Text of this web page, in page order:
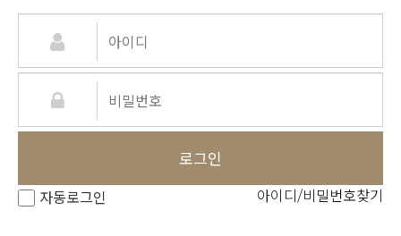
로그인
자동로그인 아이디/비밀번호찾기